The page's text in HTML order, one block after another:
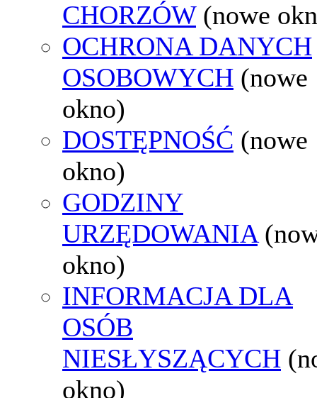
CHORZÓW (nowe
OCHRONA DANYCH
OSOBOWYCH (nowe
okno)
DOSTĘPNOŚĆ (nowe
okno)
GODZINY
URZĘDOWANIA
okno)
INFORMACJA DLA
OSÓB
NIESŁYSZĄCYCH
okno)